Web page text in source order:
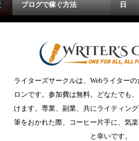
ブログで稼ぐ方法
日
ライターズサークルは、Webライター
ロンです。参加費は無料。どなたでも
けます。専業、副業、共にライティン
筆をおかれた際、コーヒー片手に、気
と幸いです。